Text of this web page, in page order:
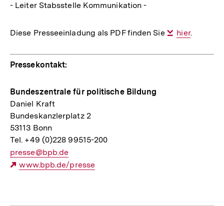
- Leiter Stabsstelle Kommunikation -
Diese Presseeinladung als PDF finden Sie
Interner
hier.
Pressekontakt:
Bundeszentrale für politische Bildung
Daniel Kraft
Bundeskanzlerplatz 2
53113 Bonn
Tel. +49 (0)228 99515-200
E-
Mail
presse@bpb.de
Externer
www.bpb.de/presse